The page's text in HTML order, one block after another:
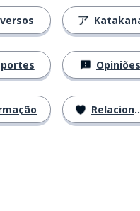
Opiniões
Relacionamentos